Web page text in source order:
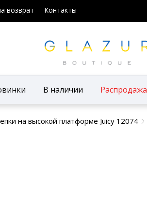
возврат Контакты
В наличии Распродажа
на высокой платформе Juicy 12074